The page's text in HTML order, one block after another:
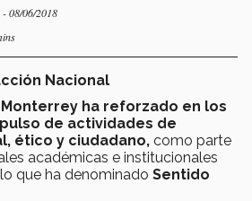
- 08/06/2018
Nacional
ha reforzado en los
de actividades de
ético y ciudadano, como parte
académicas e institucionales
que ha denominado Sentido